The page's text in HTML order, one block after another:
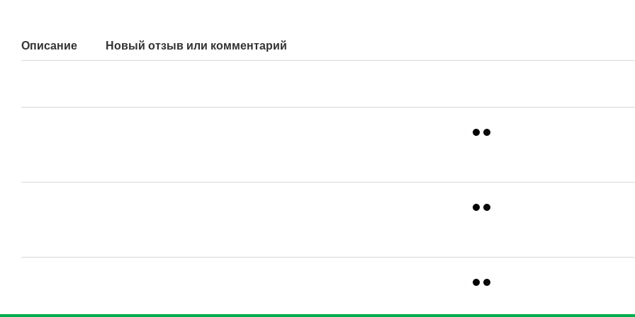
Описание Новый отзыв или комментарий